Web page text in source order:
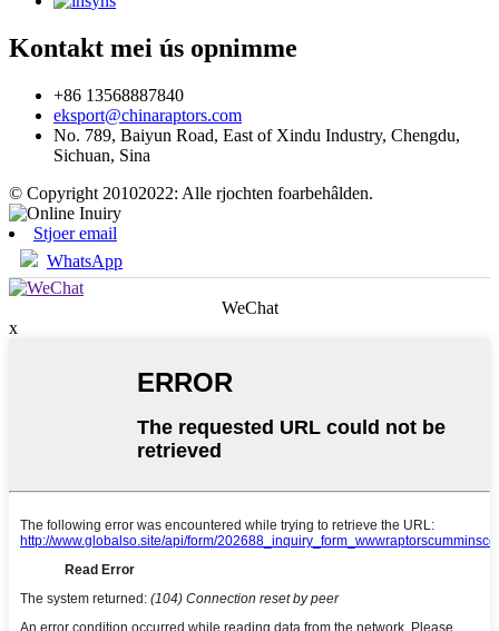
Kontakt mei ús opnimme
+86 13568887840
eksport@chinaraptors.com
No. 789, Baiyun Road, East of Xindu Industry, Chengdu,
Sichuan, Sina
© Copyright 20102022: Alle rjochten foarbehâlden.
Stjoer email
WhatsApp
WeChat
x